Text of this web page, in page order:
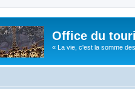
Office du
« La vie, c'est la somme